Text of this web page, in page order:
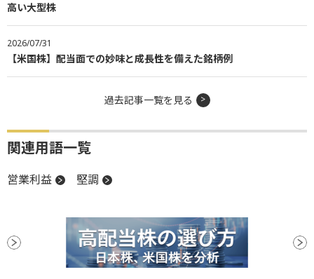
高い大型株
2026/07/31
【米国株】配当面での妙味と成長性を備えた銘柄例
過去記事一覧を見る
関連用語一覧
営業利益 堅調